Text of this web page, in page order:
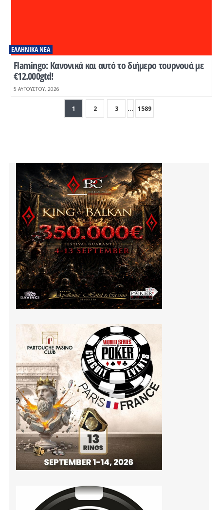
Flamingo: Κανονικά και αυτό το διήμερο τουρνουά με
€12.000gtd!
ΕΛΛΗΝΙΚΆ ΝΈΑ
5 ΑΥΓΟΎΣΤΟΥ, 2026
1 2 3 ... 1589